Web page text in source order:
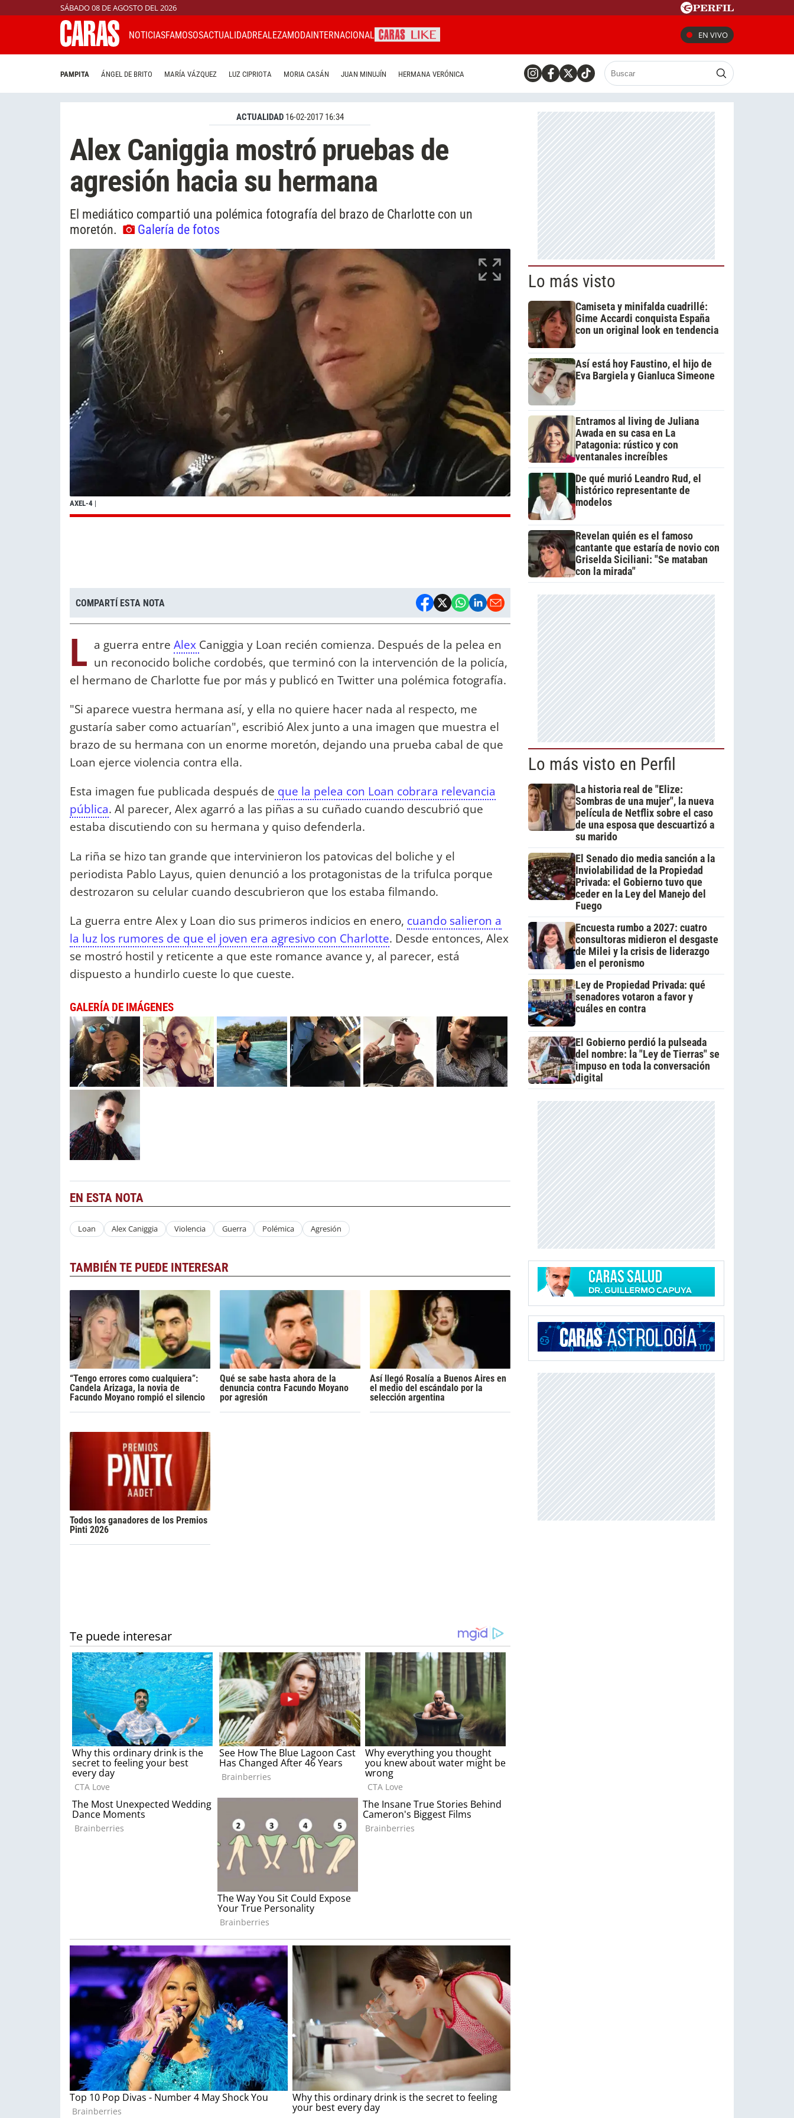
SÁBADO 08 DE AGOSTO DEL 2026
NOTICIASFAMOSOSACTUALIDADREALEZAMODAINTERNACIONAL EN VIVO
PAMPITA ÁNGEL DE BRITO MARÍA VÁZQUEZ LUZ CIPRIOTA MORIA CASÁN JUAN MINUJÍN HERMANA VERÓNICA
ACTUALIDAD 16-02-2017 16:34
Alex Caniggia mostró pruebas de
agresión hacia su hermana
El mediático compartió una polémica fotografía del brazo de Charlotte con un
moretón.
Galería de fotos
AXEL-4 |
COMPARTÍ ESTA NOTA
L a guerra entre Alex Caniggia y Loan recién comienza. Después de la pelea en
un reconocido boliche cordobés, que terminó con la intervención de la policía,
el hermano de Charlotte fue por más y publicó en Twitter una polémica fotografía.
"Si aparece vuestra hermana así, y ella no quiere hacer nada al respecto, me
gustaría saber como actuarían", escribió Alex junto a una imagen que muestra el
brazo de su hermana con un enorme moretón, dejando una prueba cabal de que
Loan ejerce violencia contra ella.
Esta imagen fue publicada después de que la pelea con Loan cobrara relevancia
pública. Al parecer, Alex agarró a las piñas a su cuñado cuando descubrió que
estaba discutiendo con su hermana y quiso defenderla.
La riña se hizo tan grande que intervinieron los patovicas del boliche y el
periodista Pablo Layus, quien denunció a los protagonistas de la trifulca porque
destrozaron su celular cuando descubrieron que los estaba filmando.
La guerra entre Alex y Loan dio sus primeros indicios en enero, cuando salieron a
la luz los rumores de que el joven era agresivo con Charlotte. Desde entonces, Alex
se mostró hostil y reticente a que este romance avance y, al parecer, está
dispuesto a hundirlo cueste lo que cueste.
GALERÍA DE IMÁGENES
EN ESTA NOTA
Loan Alex Caniggia Violencia Guerra Polémica Agresión
TAMBIÉN TE PUEDE INTERESAR
“Tengo errores como cualquiera”:
Candela Arizaga, la novia de
Facundo Moyano rompió el silencio
Qué se sabe hasta ahora de la
denuncia contra Facundo Moyano
por agresión
Así llegó Rosalía a Buenos Aires en
el medio del escándalo por la
selección argentina
Todos los ganadores de los Premios
Pinti 2026
Lo más visto
Camiseta y minifalda cuadrillé:
Gime Accardi conquista España
con un original look en tendencia
Así está hoy Faustino, el hijo de
Eva Bargiela y Gianluca Simeone
Entramos al living de Juliana
Awada en su casa en La
Patagonia: rústico y con
ventanales increíbles
De qué murió Leandro Rud, el
histórico representante de
modelos
Revelan quién es el famoso
cantante que estaría de novio con
Griselda Siciliani: "Se mataban
con la mirada"
Lo más visto en Perfil
La historia real de "Elize:
Sombras de una mujer", la nueva
película de Netflix sobre el caso
de una esposa que descuartizó a
su marido
El Senado dio media sanción a la
Inviolabilidad de la Propiedad
Privada: el Gobierno tuvo que
ceder en la Ley del Manejo del
Fuego
Encuesta rumbo a 2027: cuatro
consultoras midieron el desgaste
de Milei y la crisis de liderazgo
en el peronismo
Ley de Propiedad Privada: qué
senadores votaron a favor y
cuáles en contra
El Gobierno perdió la pulseada
del nombre: la "Ley de Tierras" se
impuso en toda la conversación
digital